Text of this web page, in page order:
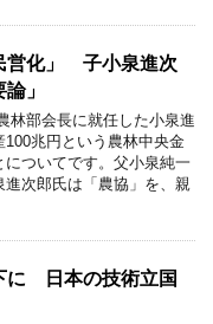
営化」 子小泉進次
」
林部会長に就任した小泉進
兆円という農林中央金
ついてです。父小泉純一
次郎氏は「農協」を、親
に 日本の技術立国